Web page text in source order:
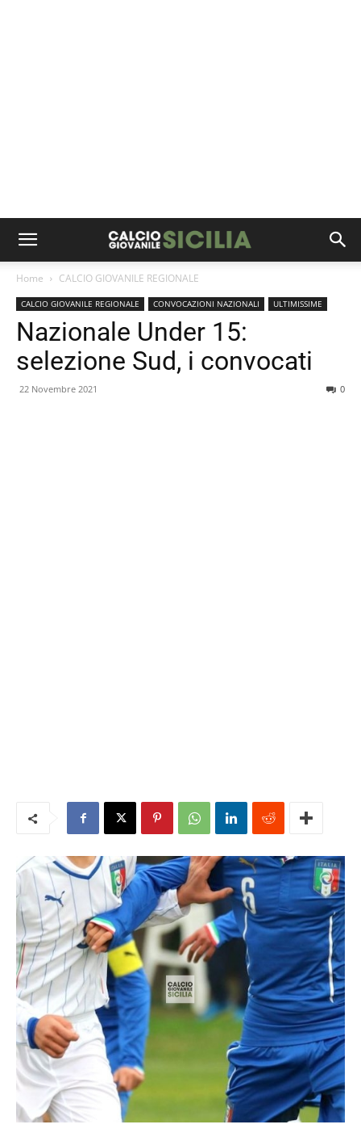
Home CALCIO GIOVANILE REGIONALE
CALCIO GIOVANILE REGIONALE CONVOCAZIONI NAZIONALI ULTIMISSIME
Nazionale Under 15:
selezione Sud, i convocati
22 Novembre 2021 0